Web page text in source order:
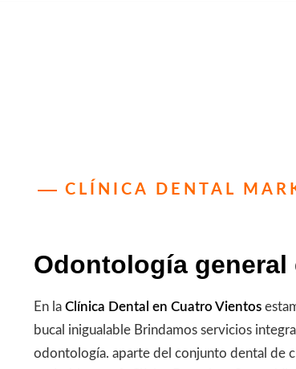
CLÍNICA DENTAL
Odontología general
En la Clínica Dental en Cuatro Vientos
bucal inigualable Brindamos servicios
odontología. aparte del conjunto dental de